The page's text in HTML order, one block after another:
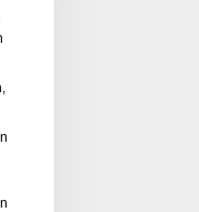
Kasus Sebastian
Sarat Rekayasa